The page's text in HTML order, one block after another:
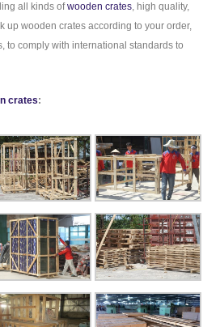
all kinds ofwooden crates , high quality,
up wooden crates according to your order,
to comply with international standards to
crates: